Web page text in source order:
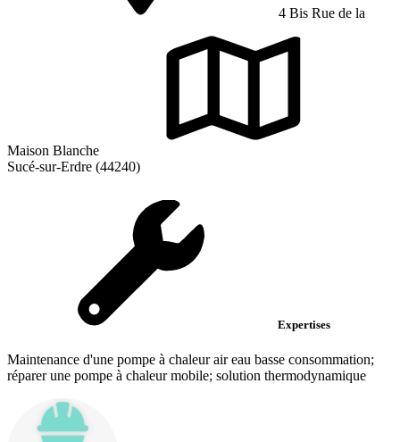
4 Bis Rue de la
Maison Blanche
Sucé-sur-Erdre (44240)
Expertises
Maintenance d'une pompe à chaleur air eau basse consommation;
réparer une pompe à chaleur mobile; solution thermodynamique